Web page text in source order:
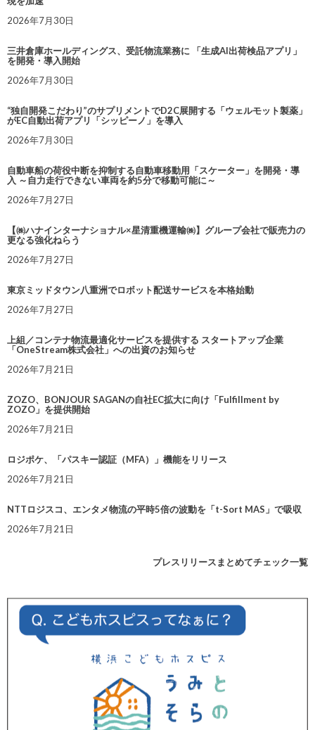
2026年7月30日
三井倉庫ホールディングス、受託物流業務に 「生成AI出荷検品アプリ」
を開発・導入開始
2026年7月30日
“独自開発こだわり”のサプリメントでD2C展開する「ウェルモット製薬」
がEC自動出荷アプリ「シッピーノ」を導入
2026年7月30日
自動車船の荷役中断を抑制する自動車移動用「スケーター」を開発・導
入 ～自力走行できない車両を約5分で移動可能に～
2026年7月27日
【㈱ハナインターナショナル×星清重機運輸㈱】グループ会社で販売力の
更なる強化ねらう
2026年7月27日
東京ミッドタウン八重洲でロボット配送サービスを本格始動
2026年7月27日
上組／コンテナ物流最適化サービスを提供する スタートアップ企業
「OneStream株式会社」への出資のお知らせ
2026年7月21日
ZOZO、BONJOUR SAGANの自社EC拡大に向け「Fulfillment by
ZOZO」を提供開始
2026年7月21日
ロジポケ、「パスキー認証（MFA）」機能をリリース
2026年7月21日
NTTロジスコ、エンタメ物流の平時5倍の波動を「t-Sort MAS」で吸収
2026年7月21日
プレスリリースまとめてチェック一覧